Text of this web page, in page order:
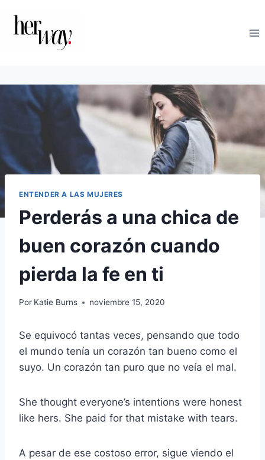
contenido
ENTENDER A LAS MUJERES
Perderás a una chica de
buen corazón cuando
pierda la fe en ti
Por Katie Burns noviembre 15, 2020
Se equivocó tantas veces, pensando que todo
el mundo tenía un corazón tan bueno como el
suyo. Un corazón tan puro que no veía el mal.
She thought everyone’s intentions were honest
like hers. She paid for that mistake with tears.
A pesar de ese costoso error, sigue viendo el